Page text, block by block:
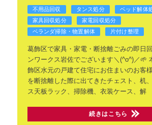
不用品回収 タンス処分
ベッド解体
家具回収処分
家電回収処分
ベランダ掃除・物置解体
片付け整理
葛飾区で家具・家電・断捨離ごみの即日
ンワークス岩佐でございます＼(^o^)／🌱
飾区水元の戸建て住宅にお住まいのお客
を断捨離した際に出てきたチェスト、机
ス天板ラック、掃除機、衣装ケース、解
続きはこちら